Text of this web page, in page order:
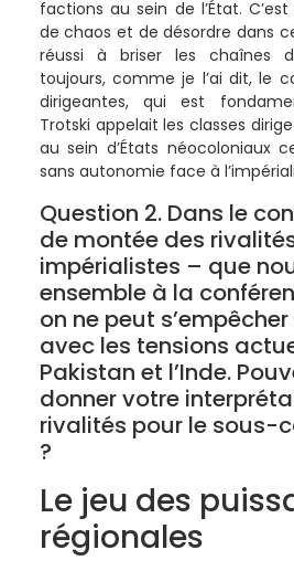
factions au sein de l’État.
de chaos et de désordre dans
réussi à briser les chaînes
toujours, comme je l’ai dit, le
dirigeantes, qui est
Trotski appelait les classes
au sein d’États néocoloniaux
sans autonomie face à
Question 2. Dans le
de montée des
impérialistes – que
ensemble à la
on ne peut
avec les tensions
Pakistan et l’Inde.
donner votre
rivalités pour le sous-
?
Le jeu des
régionales